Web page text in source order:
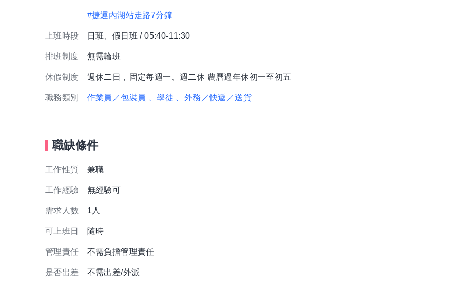
#捷運內湖站走路7分鐘
上班時段 日班、假日班 / 05:40-11:30
排班制度 無需輪班
休假制度 週休二日，固定每週一、週二休 農曆過年休初一至初五
職務類別 作業員／包裝員 、學徒 、外務／快遞／送貨
職缺條件
工作性質 兼職
工作經驗 無經驗可
需求人數 1人
可上班日 隨時
管理責任 不需負擔管理責任
是否出差 不需出差/外派